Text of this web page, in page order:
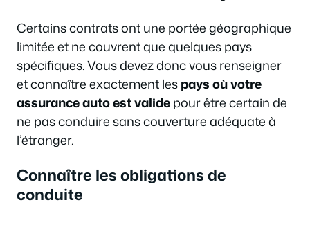
Certains contrats ont une portée géographique
limitée et ne couvrent que quelques pays
spécifiques. Vous devez donc vous renseigner
et connaître exactement lespays où votre
assurance auto est validepour être certain de
ne pas conduire sans couverture adéquate à
l’étranger.
Connaître les obligations de
conduite